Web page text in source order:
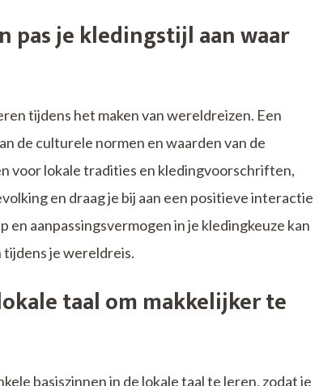
pas je kledingstijl aan waar
tijdens het maken van wereldreizen. Een
de culturele normen en waarden van de
voor lokale tradities en kledingvoorschriften,
en draag je bij aan een positieve interactie
aanpassingsvermogen in je kledingkeuze kan
je wereldreis.
taal om makkelijker te
basiszinnen in de lokale taal te leren, zodat je